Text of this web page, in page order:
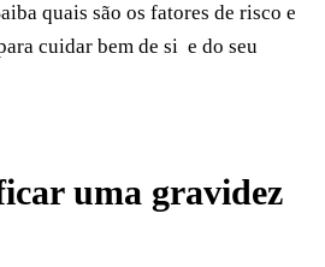
quais são os fatores de risco e
cuidar bem de si e do seu
uma gravidez